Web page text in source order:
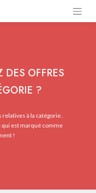
DES OFFRES
?
à la catégorie .
est marqué comme
!